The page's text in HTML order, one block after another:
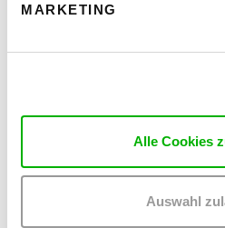
MARKETING
Alle Cookies
Auswahl